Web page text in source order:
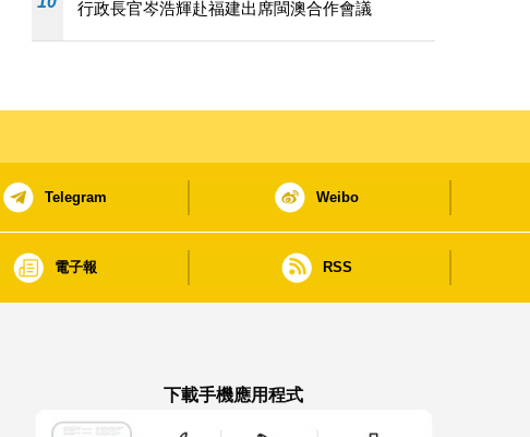
行政長官岑浩輝赴福建出席閩澳合作會議
Telegram Weibo
電子報 RSS
下載手機應用程式